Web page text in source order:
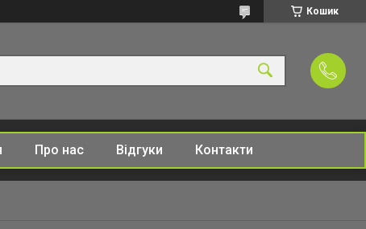
Кошик
Про нас Відгуки Контакти